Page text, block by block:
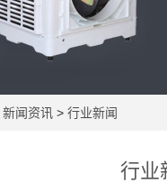
新闻资讯 > 行业新闻
行业